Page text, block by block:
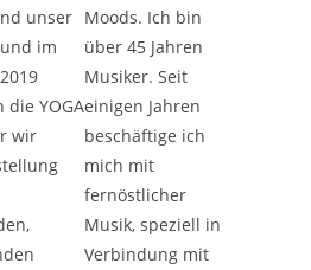
unser
im
die YOGA
wir
Moods. Ich bin
über 45 Jahren
Musiker. Seit
einigen Jahren
beschäftige ich
mich mit
fernöstlicher
Musik, speziell in
Verbindung mit